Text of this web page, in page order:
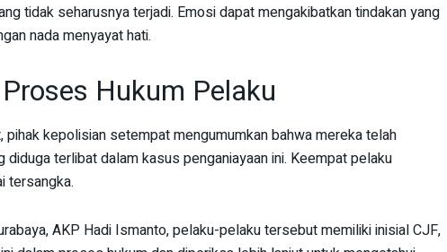
tidak seharusnya terjadi. Emosi dapat mengakibatkan tindakan yang
nada menyayat hati.
Hukum Pelaku
kepolisian setempat mengumumkan bahwa mereka telah
terlibat dalam kasus penganiayaan ini. Keempat pelaku
tersangka.
AKP Hadi Ismanto, pelaku-pelaku tersebut memiliki inisial CJF,